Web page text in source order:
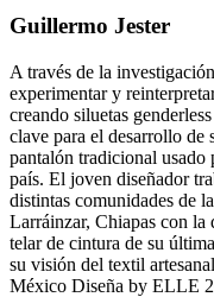
Guillermo Jester
A través de la
experimentar y
creando siluetas
clave para el desarrollo de
pantalón tradicional usado
país. El joven diseñador
distintas comunidades de
Larráinzar, Chiapas con la
telar de cintura de su
su visión del textil
México Diseña by ELLE